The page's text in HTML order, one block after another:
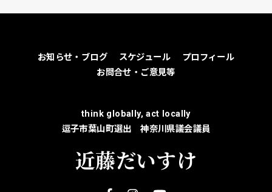
お知らせ・ブログ スケジュール
プロフィール
お問合せ・ご意見等
think globally, act locally
逗子市葉山町選出 神奈川県議会議員
近藤だいすけ